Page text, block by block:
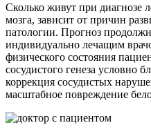
Сколько живут при диагнозе
мозга, зависит от причин
патологии. Прогноз
индивидуально лечащим
физического состояния
сосудистого генеза условно
коррекция сосудистых
масштабное повреждение